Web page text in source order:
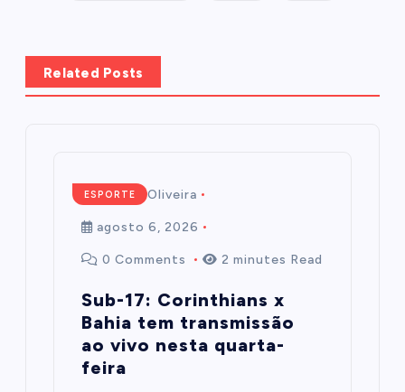
Related Posts
ESPORTE
Mairim de Oliveira
agosto 6, 2026
0 Comments 2 minutes Read
Sub-17: Corinthians x
Bahia tem transmissão
ao vivo nesta quarta-
feira